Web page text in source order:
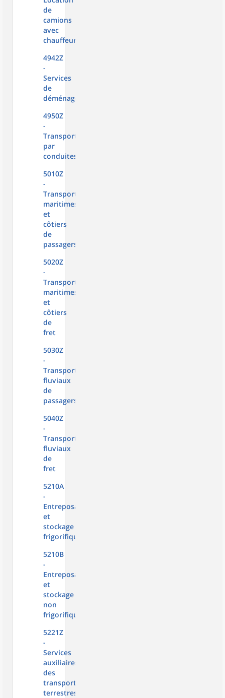
de
camions
avec
chauffeur
4942Z
-
Services
de
déménagement
4950Z
-
Transports
par
conduites
5010Z
-
Transports
maritimes
et
côtiers
de
passagers
5020Z
-
Transports
maritimes
et
côtiers
de
fret
5030Z
-
Transports
fluviaux
de
passagers
5040Z
-
Transports
fluviaux
de
fret
5210A
-
Entreposage
et
stockage
frigorifique
5210B
-
Entreposage
et
stockage
non
frigorifique
5221Z
-
Services
auxiliaires
des
transports
terrestres